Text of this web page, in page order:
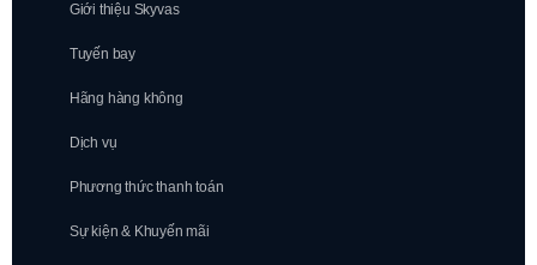
Giới thiệu Skyvas
Tuyến bay
Hãng hàng không
Dịch vụ
Phương thức thanh toán
Sự kiện & Khuyến mãi